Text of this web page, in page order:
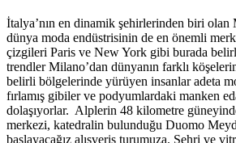
İtalya’nın en dinamik şehirlerinden biri olan
dünya moda endüstrisinin de en önemli
çizgileri Paris ve New York gibi burada
trendler Milano’dan dünyanın farklı
belirli bölgelerinde yürüyen insanlar adeta
fırlamış gibiler ve podyumlardaki manken
dolaşıyorlar. Alplerin 48 kilometre
merkezi, katedralin bulunduğu Duomo
başlayacağız alışveriş turumuza. Şehri ve